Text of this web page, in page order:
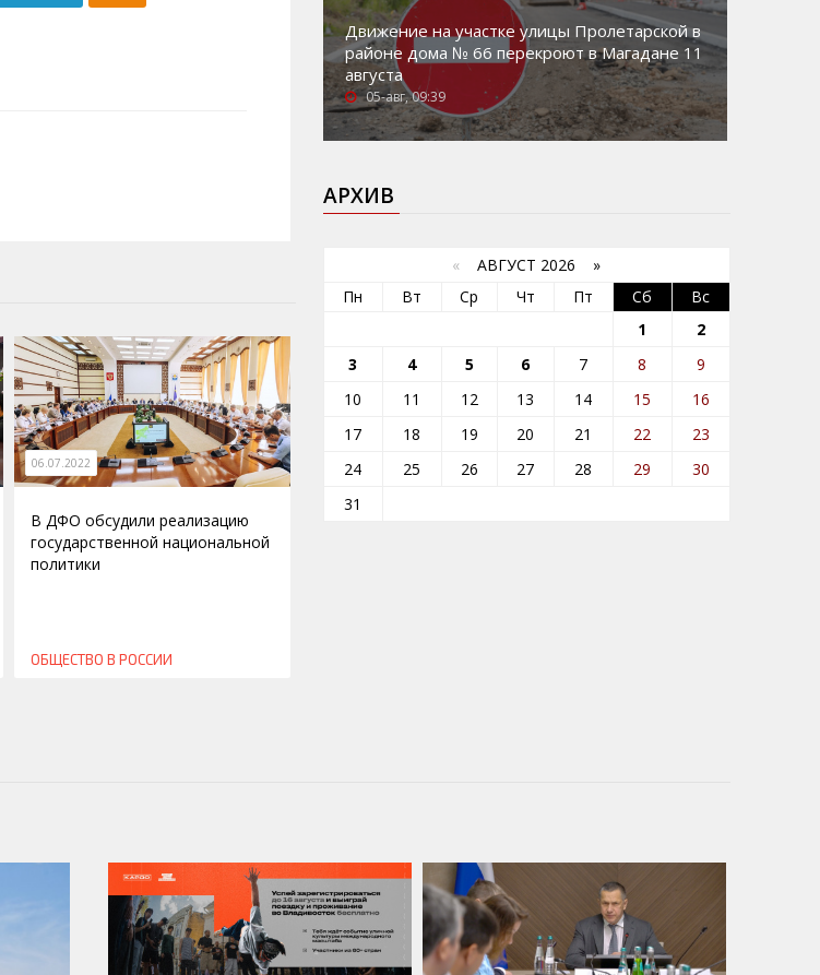
06.07.2022
В ДФО обсудили реализацию
государственной национальной
политики
ОБЩЕСТВО В РОССИИ
Движение на участке улицы Пролетарской в
районе дома № 66 перекроют в Магадане 11
августа
05-авг, 09:39
АРХИВ
« АВГУСТ 2026 »
Пн
Вт Ср Чт Пт Сб
Вс
1
2
3
4 5 6 7 8
9
10
11 12 13 14 15
16
17
18 19 20 21 22
23
24
25 26 27 28 29
30
31